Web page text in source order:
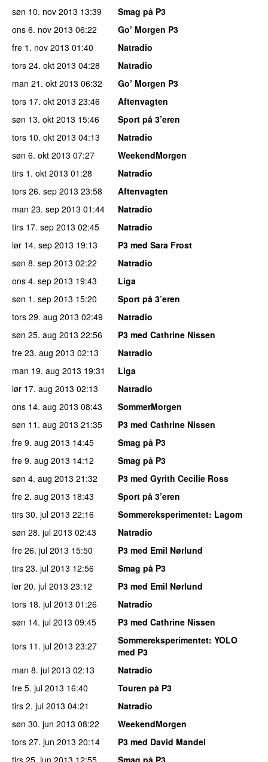
søn 10. nov 2013 13:39
Smag på P3
ons 6. nov 2013 06:22
Go’ Morgen P3
fre 1. nov 2013 01:40
Natradio
tors 24. okt 2013 04:28
Natradio
man 21. okt 2013 06:32
Go’ Morgen P3
tors 17. okt 2013 23:46
Aftenvagten
søn 13. okt 2013 15:46
Sport på 3’eren
tors 10. okt 2013 04:13
Natradio
søn 6. okt 2013 07:27
WeekendMorgen
tirs 1. okt 2013 01:28
Natradio
tors 26. sep 2013 23:58
Aftenvagten
man 23. sep 2013 01:44
Natradio
tirs 17. sep 2013 02:45
Natradio
lør 14. sep 2013 19:13
P3 med Sara Frost
søn 8. sep 2013 02:22
Natradio
ons 4. sep 2013 19:43
Liga
søn 1. sep 2013 15:20
Sport på 3’eren
tors 29. aug 2013 02:49
Natradio
søn 25. aug 2013 22:56
P3 med Cathrine Nissen
fre 23. aug 2013 02:13
Natradio
man 19. aug 2013 19:31
Liga
lør 17. aug 2013 02:13
Natradio
ons 14. aug 2013 08:43
SommerMorgen
søn 11. aug 2013 21:35
P3 med Cathrine Nissen
fre 9. aug 2013 14:45
Smag på P3
fre 9. aug 2013 14:12
Smag på P3
søn 4. aug 2013 21:32
P3 med Gyrith Cecilie Ross
fre 2. aug 2013 18:43
Sport på 3’eren
tirs 30. jul 2013 22:16 Sommereksperimentet: Lagom
søn 28. jul 2013 02:43
Natradio
fre 26. jul 2013 15:50
P3 med Emil Nørlund
tirs 23. jul 2013 12:56
Smag på P3
lør 20. jul 2013 23:12
P3 med Emil Nørlund
tors 18. jul 2013 01:26
Natradio
søn 14. jul 2013 09:45
P3 med Cathrine Nissen
tors 11. jul 2013 23:27 Sommereksperimentet: YOLO
med P3
man 8. jul 2013 02:13
Natradio
fre 5. jul 2013 16:40
Touren på P3
tirs 2. jul 2013 04:21
Natradio
søn 30. jun 2013 08:22
WeekendMorgen
tors 27. jun 2013 20:14
P3 med David Mandel
tirs 25. jun 2013 12:55
Smag på P3